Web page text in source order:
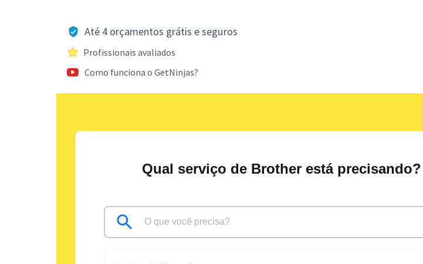
Até 4 orçamentos grátis e seguros
Profissionais avaliados
Como funciona o GetNinjas?
Qual serviço de Brother está precisando?